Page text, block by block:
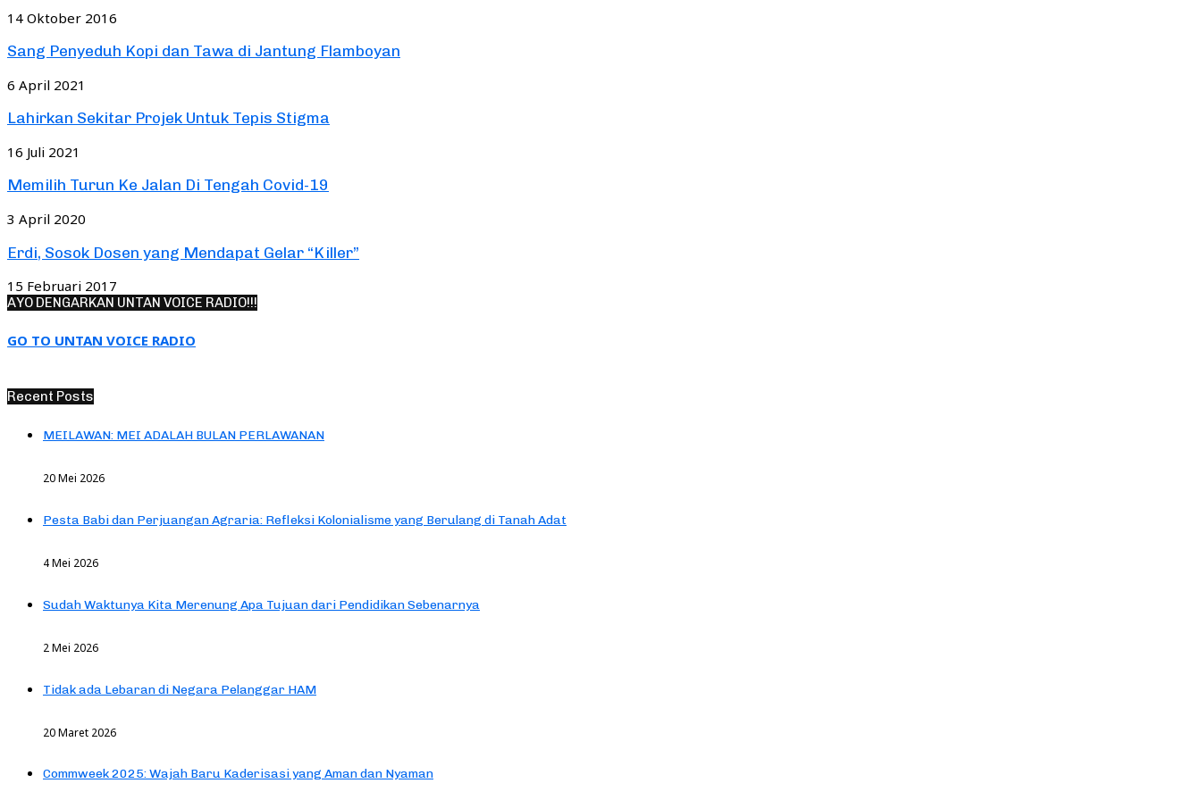
14 Oktober 2016
Sang Penyeduh Kopi dan Tawa di Jantung Flamboyan
6 April 2021
Lahirkan Sekitar Projek Untuk Tepis Stigma
16 Juli 2021
Memilih Turun Ke Jalan Di Tengah Covid-19
3 April 2020
Erdi, Sosok Dosen yang Mendapat Gelar “Killer”
15 Februari 2017
AYO DENGARKAN UNTAN VOICE RADIO!!!
GO TO UNTAN VOICE RADIO
Recent Posts
MEILAWAN: MEI ADALAH BULAN PERLAWANAN
20 Mei 2026
Pesta Babi dan Perjuangan Agraria: Refleksi Kolonialisme yang Berulang di Tanah Adat
4 Mei 2026
Sudah Waktunya Kita Merenung Apa Tujuan dari Pendidikan Sebenarnya
2 Mei 2026
Tidak ada Lebaran di Negara Pelanggar HAM
20 Maret 2026
Commweek 2025: Wajah Baru Kaderisasi yang Aman dan Nyaman